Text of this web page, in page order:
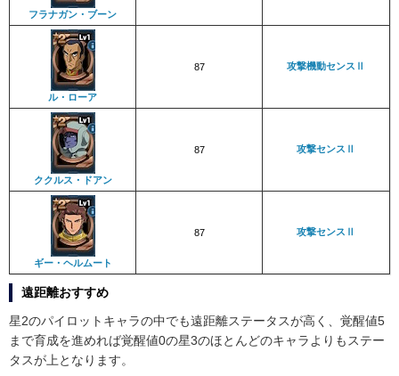
フラナガン・ブーン
ル・ローア
87 攻撃機動センスⅡ
ククルス・ドアン
87 攻撃センスⅡ
ギー・ヘルムート
87 攻撃センスⅡ
遠距離おすすめ
星2のパイロットキャラの中でも遠距離ステータスが高く、覚醒値5
まで育成を進めれば覚醒値0の星3のほとんどのキャラよりもステー
タスが上となります。